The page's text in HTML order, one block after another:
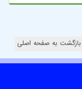
بازگشت به صفحه اصلی